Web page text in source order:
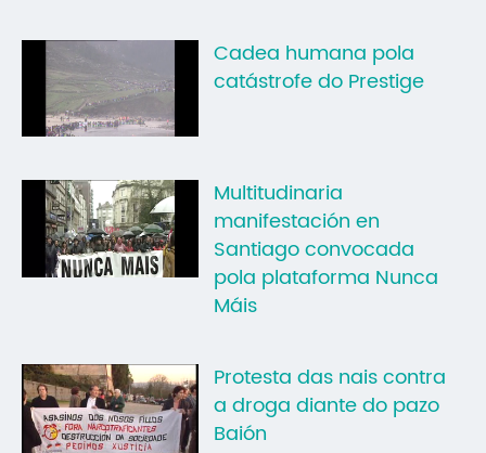
Cadea humana pola
catástrofe do Prestige
Multitudinaria
manifestación en
Santiago convocada
pola plataforma Nunca
Máis
Protesta das nais contra
a droga diante do pazo
Baión